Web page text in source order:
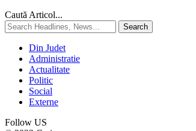
Caută Articol...
Din Judet
Administratie
Actualitate
Politic
Social
Externe
Follow US